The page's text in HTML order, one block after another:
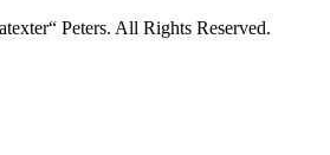
Peters. All Rights Reserved.